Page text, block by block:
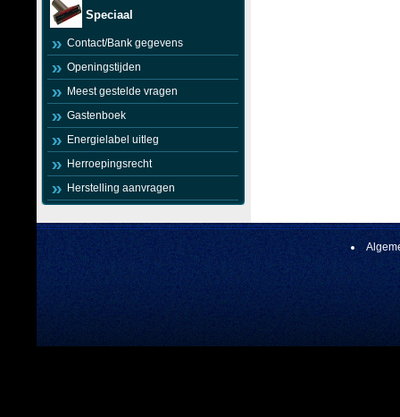
Speciaal
Contact/Bank gegevens
Openingstijden
Meest gestelde vragen
Gastenboek
Energielabel uitleg
Herroepingsrecht
Herstelling aanvragen